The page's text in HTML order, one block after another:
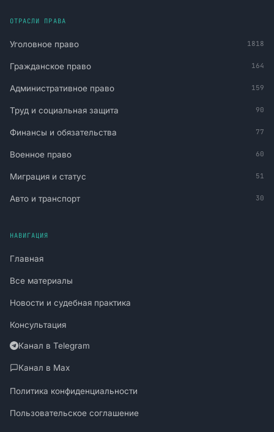
ОТРАСЛИ ПРАВА
Уголовное право 1818
Гражданское право 164
Административное право 159
Труд и социальная защита 90
Финансы и обязательства 77
Военное право 60
Миграция и статус 51
Авто и транспорт 30
НАВИГАЦИЯ
Главная
Все материалы
Новости и судебная практика
Консультация
Канал в Telegram
Канал в Max
Политика конфиденциальности
Пользовательское соглашение